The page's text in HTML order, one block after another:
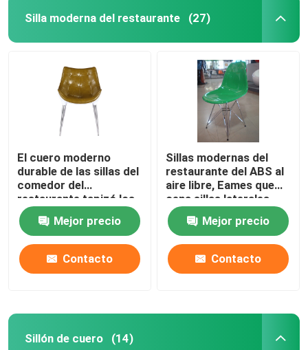
Silla moderna del restaurante (27)
El cuero moderno
durable de las sillas del
comedor del
restaurante tapizó los
58*54*83cm
Mejor precio
Contacto
Sillas modernas del
restaurante del ABS al
aire libre, Eames que
cena sillas laterales
Mejor precio
Contacto
Sillón de cuero (14)